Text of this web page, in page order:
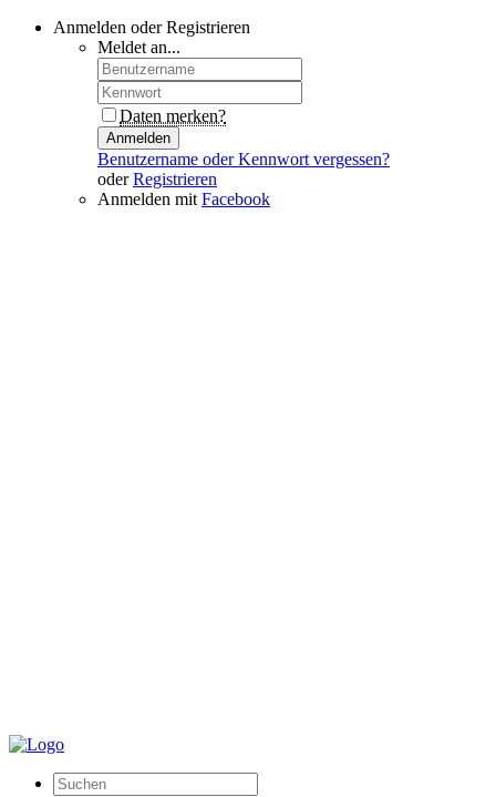
Anmelden oder Registrieren
Meldet an...
Daten merken?
Anmelden
Benutzername oder Kennwort vergessen?
oderRegistrieren
Anmelden mit Facebook